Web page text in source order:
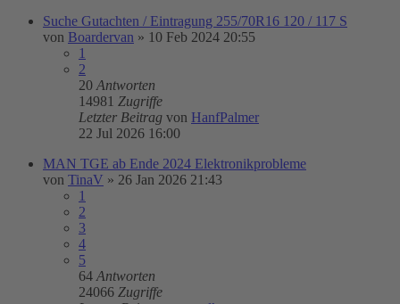
Suche Gutachten / Eintragung 255/70R16 120 / 117 S
von Boardervan » 10 Feb 2024 20:55
1
2
20 Antworten
14981 Zugriffe
Letzter Beitrag von HanfPalmer
22 Jul 2026 16:00
MAN TGE ab Ende 2024 Elektronikprobleme
von TinaV » 26 Jan 2026 21:43
1
2
3
4
5
64 Antworten
24066 Zugriffe